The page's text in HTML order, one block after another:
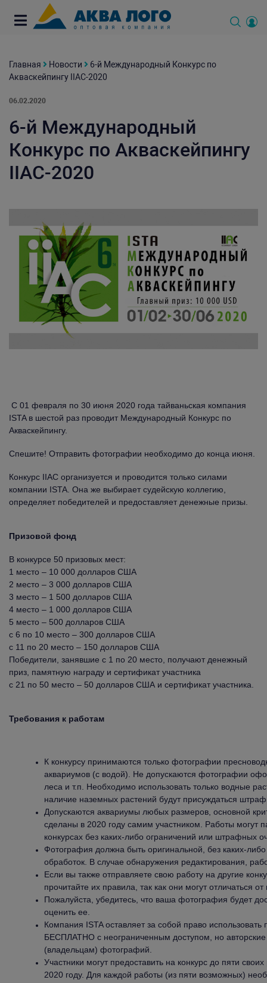
Главная Новости
6-й Международный Конкурс по
Акваскейпингу IIAC-2020
06.02.2020
6-й Международный
Конкурс по Акваскейпингу
IIAC-2020
С 01 февраля по 30 июня 2020 года тайваньская компания
ISTA в шестой раз проводит Международный Конкурс по
Акваскейпингу.
Спешите! Отправить фотографии необходимо до конца июня.
Конкурс IIAC организуется и проводится только силами
компании ISTA. Она же выбирает судейскую коллегию,
определяет победителей и предоставляет денежные призы.
Призовой фонд
В конкурсе 50 призовых мест:
1 место – 10 000 долларов США
2 место – 3 000 долларов США
3 место – 1 500 долларов США
4 место – 1 000 долларов США
5 место – 500 долларов США
с 6 по 10 место – 300 долларов США
с 11 по 20 место – 150 долларов США
Победители, занявшие с 1 по 20 место, получают денежный
приз, памятную награду и сертификат участника
с 21 по 50 место – 50 долларов США и сертификат участника.
Требования к работам
К конкурсу принимаются только фотографии
аквариумов (с водой). Не допускаются фотографии
леса и т.п. Необходимо использовать только водные
наличие наземных растений будут присуждаться
Допускаются аквариумы любых размеров, основной
сделаны в 2020 году самим участником. Работы могут
конкурсах без каких-либо ограничений или штрафных
Фотография должна быть оригинальной, без каких-
обработок. В случае обнаружения редактирования,
Если вы также отправляете свою работу на другие
прочитайте их правила, так как они могут отличаться
Пожалуйста, убедитесь, что ваша фотография будет
оценить ее.
Компания ISTA оставляет за собой право
БЕСПЛАТНО с неограниченным доступом, но
(владельцам) фотографий.
Участники могут предоставить на конкурс до пяти
2020 году. Для каждой работы (из пяти возможных)